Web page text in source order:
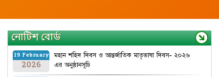
নোটিশ বোর্ড
19 February
2026
মহান শহিদ দিবস ও আন্তর্জাতিক মাতৃভাষা দিবস- ২০২৬
এর অনুষ্ঠানসূচি